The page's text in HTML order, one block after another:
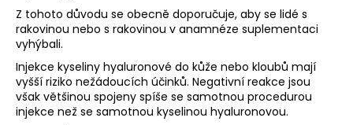
Z tohoto důvodu se obecně doporučuje, aby se lidé s
rakovinou nebo s rakovinou v anamnéze suplementaci
vyhýbali.
Injekce kyseliny hyaluronové do kůže nebo kloubů mají
vyšší riziko nežádoucích účinků. Negativní reakce jsou
však většinou spojeny spíše se samotnou procedurou
injekce než se samotnou kyselinou hyaluronovou.